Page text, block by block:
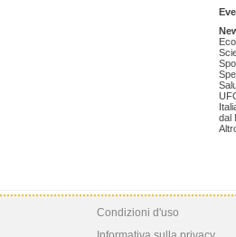
dal
Condizioni d'uso